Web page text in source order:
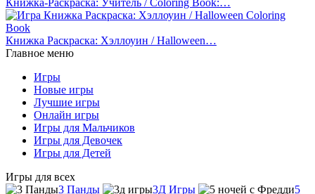
Книжка Раскраска: Хэллоуин / Halloween…
Главное меню
Игры
Новые игры
Лучшие игры
Онлайн игры
Игры для Мальчиков
Игры для Девочек
Игры для Детей
Игры для всех
3 Панды
3Д Игры
5